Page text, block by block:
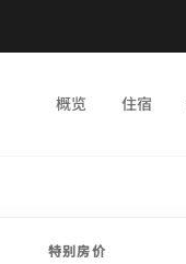
概览 住宿
特别房价